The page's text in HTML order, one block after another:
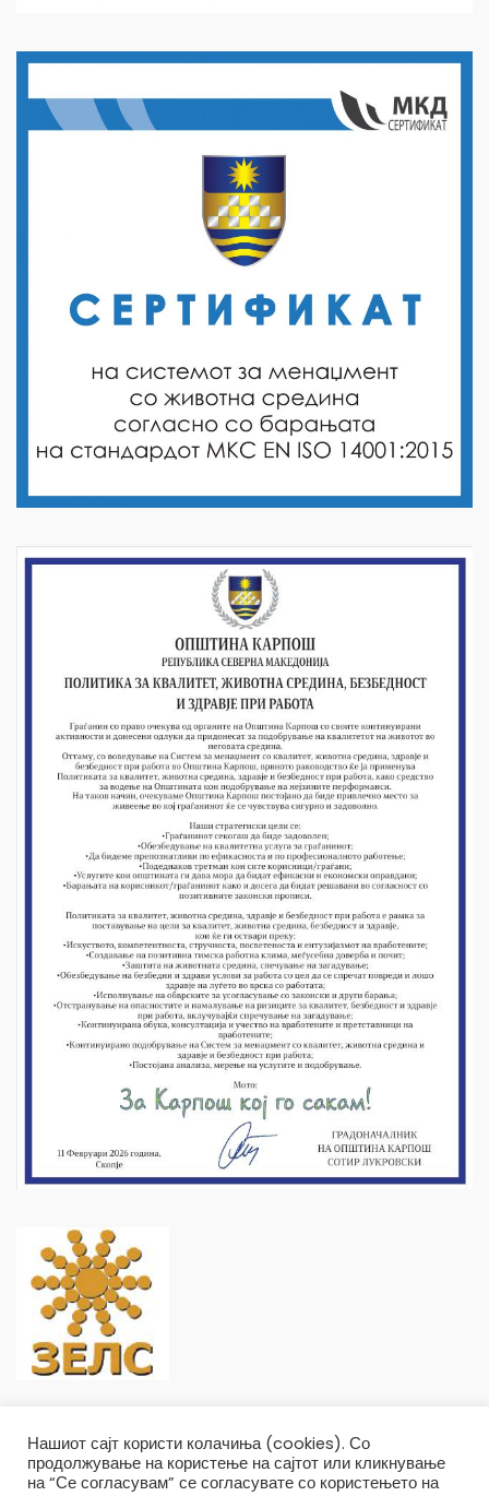
Нашиот сајт користи колачиња (cookies). Со
продолжување на користење на сајтот или кликнување
на “Се согласувам” се согласувате со користењето на